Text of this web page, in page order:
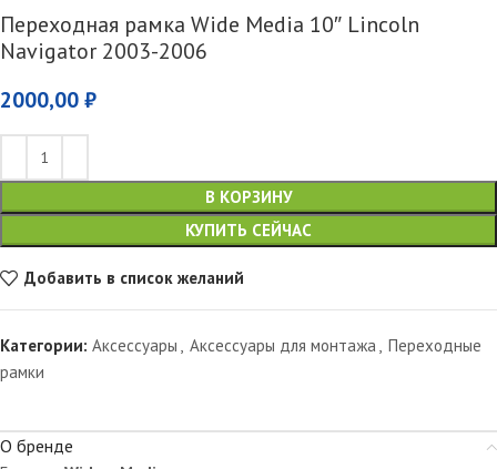
Переходная рамка Wide Media 10″ Lincoln
Navigator 2003-2006
2000,00 ₽
В КОРЗИНУ
КУПИТЬ СЕЙЧАС
Добавить в список желаний
Категории: Аксессуары Аксессуары для монтажа
Переходные
рамки
О бренде